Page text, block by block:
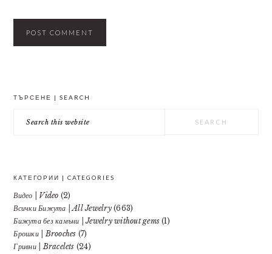
ТЪРСЕНЕ | SEARCH
this
КАТЕГОРИИ | CATEGORIES
Видео | Video (2)
Всички Бижута | All Jewelry(663)
Бижута без камъни | Jewelry without gems (1)
Брошки | Brooches (7)
Гривни | Bracelets (24)